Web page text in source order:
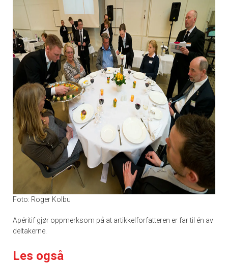
Foto: Roger Kolbu
Apéritif gjør oppmerksom på at artikkelforfatteren er far til én av
deltakerne.
Les også